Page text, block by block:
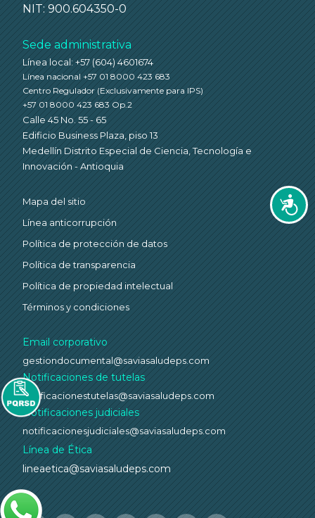
NIT: 900.604350-0
Sede administrativa
Línea local: +57 (604) 4601674
Línea nacional +57 01 8000 423 683
Centro Regulador (Exclusivamente para IPS)
+57 01 8000 423 683 Op.2
Calle 45 No. 55 - 65
Edificio Business Plaza, piso 13
Medellín Distrito Especial de Ciencia, Tecnología e
Innovación - Antioquia
Mapa del sitio
Línea anticorrupción
Política de protección de datos
Política de transparencia
Política de propiedad intelectual
Términos y condiciones
Email corporativo
gestiondocumental@saviasaludeps.com
Notificaciones de tutelas
notificacionestutelas@saviasaludeps.com
Notificaciones judiciales
notificacionesjudiciales@saviasaludeps.com
Línea de Ética
lineaetica@saviasaludeps.com